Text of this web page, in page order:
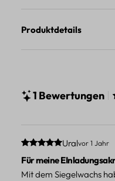
Produktdetails
1 Bewertungen
Durchschnittliche
Uralvor 1 Jahr
Für meine
Mit dem Siegelwachs